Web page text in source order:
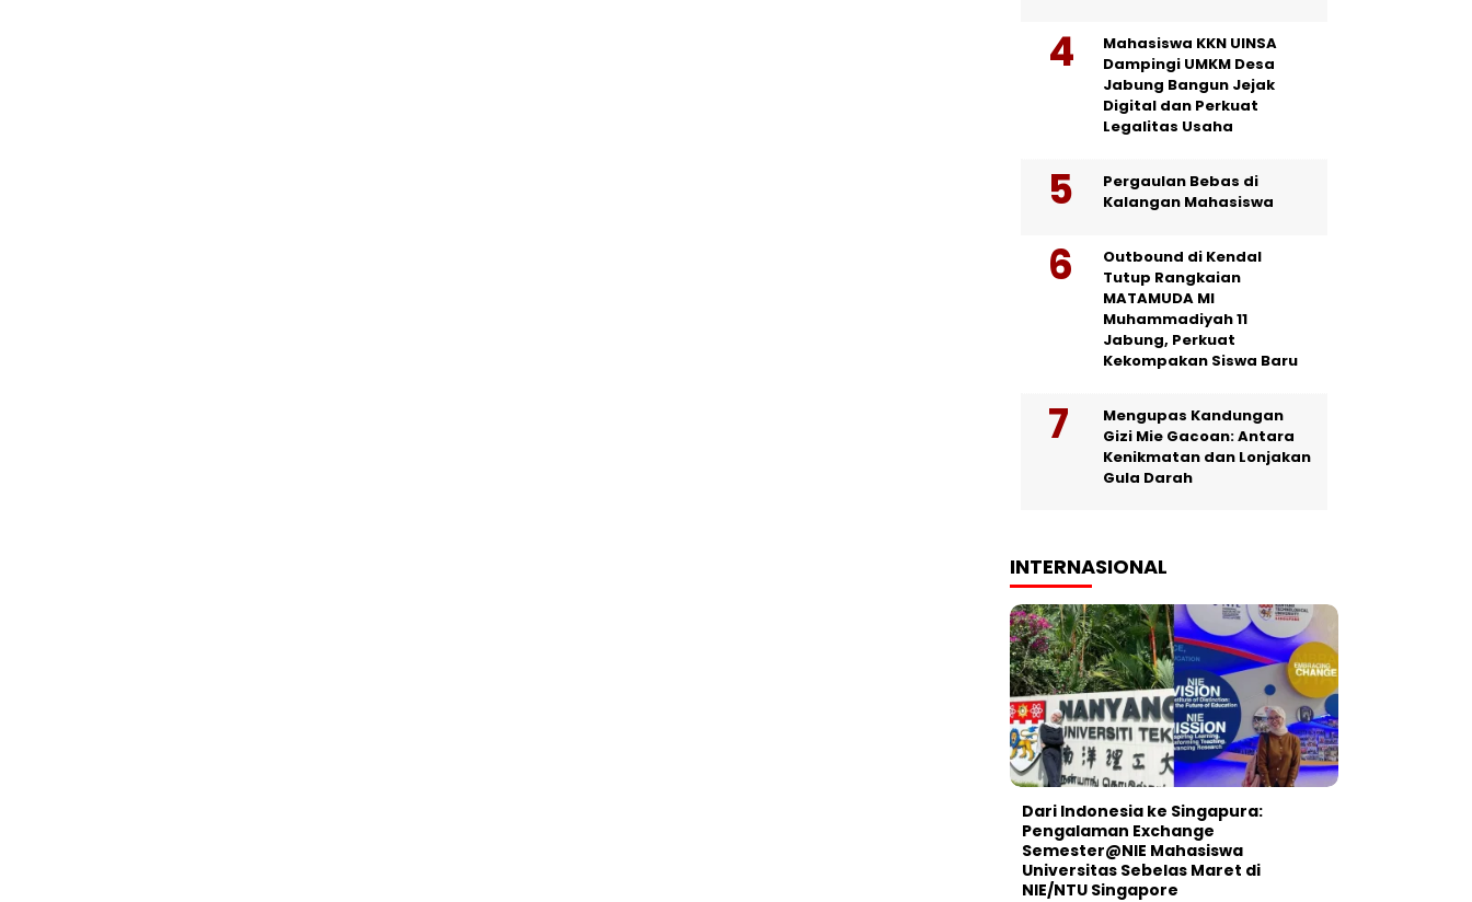
Mahasiswa KKN UINSA
Dampingi UMKM Desa
Jabung Bangun Jejak
Digital dan Perkuat
Legalitas Usaha
Pergaulan Bebas di
Kalangan Mahasiswa
Outbound di Kendal
Tutup Rangkaian
MATAMUDA MI
Muhammadiyah 11
Jabung, Perkuat
Kekompakan Siswa Baru
Mengupas Kandungan
Gizi Mie Gacoan: Antara
Kenikmatan dan Lonjakan
Gula Darah
INTERNASIONAL
Dari Indonesia ke Singapura:
Pengalaman Exchange
Semester@NIE Mahasiswa
Universitas Sebelas Maret di
NIE/NTU Singapore